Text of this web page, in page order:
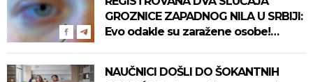
GROZNICE ZAPADNOG NILA U SRBIJI:
Evo odakle su zaražene osobe!
NAUČNICI DOŠLI DO ŠOKANTNIH